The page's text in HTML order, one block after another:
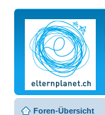
Foren-Übersicht